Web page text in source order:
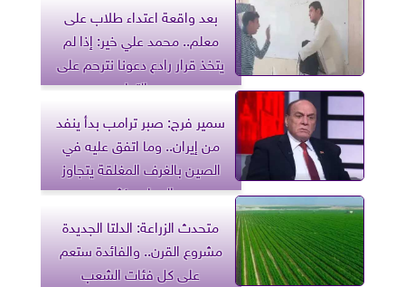
بعد واقعة اعتداء طلاب على
معلم.. محمد علي خير: إذا لم
يتخذ قرار رادع دعونا نترحم على
روح التعليم
سمير فرج: صبر ترامب بدأ ينفد
من إيران.. وما اتفق عليه في
الصين بالغرف المغلقة يتجاوز
المعلن بكثير
متحدث الزراعة: الدلتا الجديدة
مشروع القرن.. والفائدة ستعم
على كل فئات الشعب